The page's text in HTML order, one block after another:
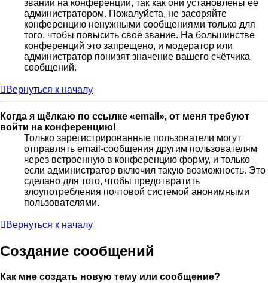
званий на конференции, так как они установлены её
администратором. Пожалуйста, не засоряйте
конференцию ненужными сообщениями только для
того, чтобы повысить своё звание. На большинстве
конференций это запрещено, и модератор или
администратор понизят значение вашего счётчика
сообщений.
Вернуться к началу
Когда я щёлкаю по ссылке «email», от меня требуют
войти на конференцию!
Только зарегистрированные пользователи могут
отправлять email-сообщения другим пользователям
через встроенную в конференцию форму, и только
если администратор включил такую возможность. Это
сделано для того, чтобы предотвратить
злоупотребления почтовой системой анонимными
пользователями.
Вернуться к началу
Создание сообщений
Как мне создать новую тему или сообщение?